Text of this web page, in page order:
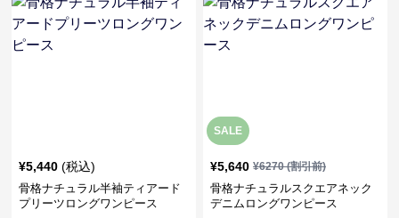
¥5,440 (税込)
骨格ナチュラル半袖ティアード
プリーツロングワンピース
SALE
¥5,640 ¥6270(割引前)
骨格ナチュラルスクエアネック
デニムロングワンピース